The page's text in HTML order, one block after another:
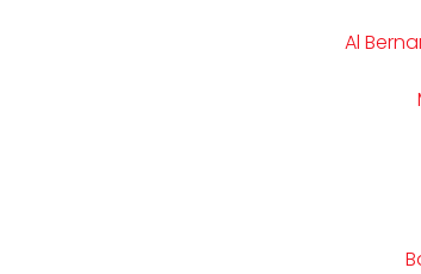
Al